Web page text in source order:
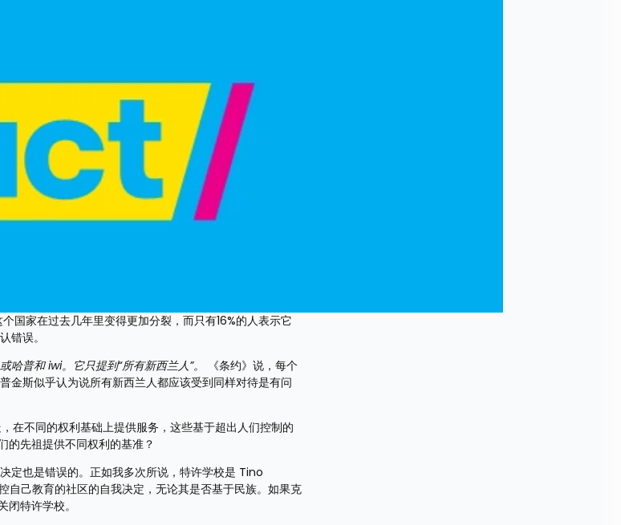
国家在过去几年里变得更加分裂，而只有16%的人表示它
错误。
普和 iwi。它只提到“所有新西兰人”。
《条约》说，每个
金斯似乎认为说所有新西兰人都应该受到同样对待是有问
在不同的权利基础上提供服务，这些基于超出人们控制的
的先祖提供不同权利的基准？
也是错误的。正如我多次所说，特许学校是 Tino
己教育的社区的自我决定，无论其是否基于民族。如果克
特许学校。